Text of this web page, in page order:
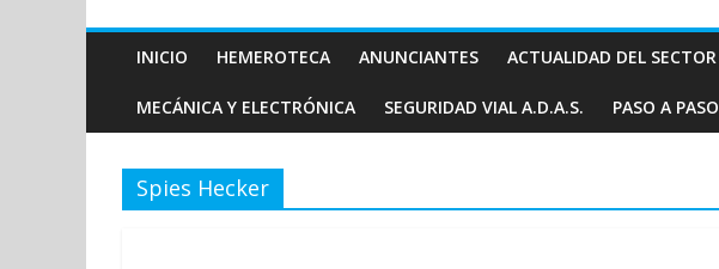
INICIO HEMEROTECA ANUNCIANTES ACTUALIDAD DEL SECTOR
MECÁNICA Y ELECTRÓNICA SEGURIDAD VIAL A.D.A.S. PASO A PASO
Spies Hecker